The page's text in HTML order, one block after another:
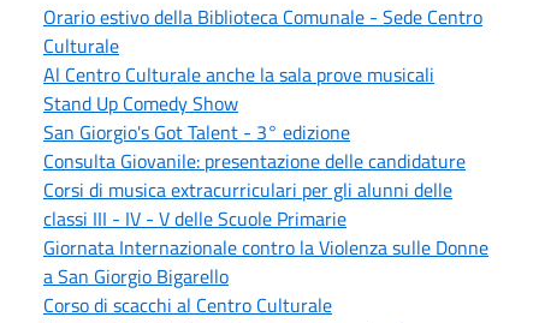
Orario estivo della Biblioteca Comunale - Sede Centro
Culturale
Al Centro Culturale anche la sala prove musicali
Stand Up Comedy Show
San Giorgio's Got Talent - 3° edizione
Consulta Giovanile: presentazione delle candidature
Corsi di musica extracurriculari per gli alunni delle
classi III - IV - V delle Scuole Primarie
Giornata Internazionale contro la Violenza sulle Donne
a San Giorgio Bigarello
Corso di scacchi al Centro Culturale